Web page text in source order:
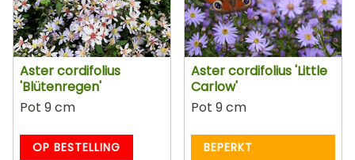
Aster cordifolius
'Blütenregen'
Pot 9 cm
OP BESTELLING
Aster cordifolius 'Little
Carlow'
Pot 9 cm
BEPERKT